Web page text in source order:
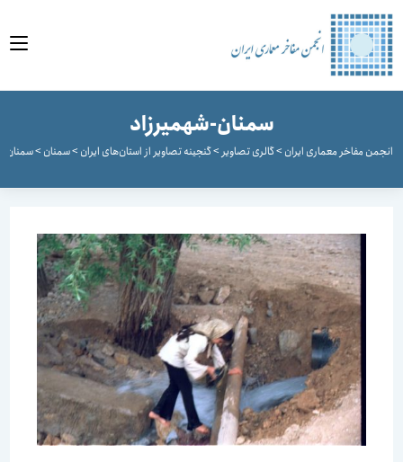
سمنان-شهمیرزاد
مفاخر معماری ایران>گالری تصاویر>گنجینه تصاویر از استان‌های ایران>سمنان>سمنان-